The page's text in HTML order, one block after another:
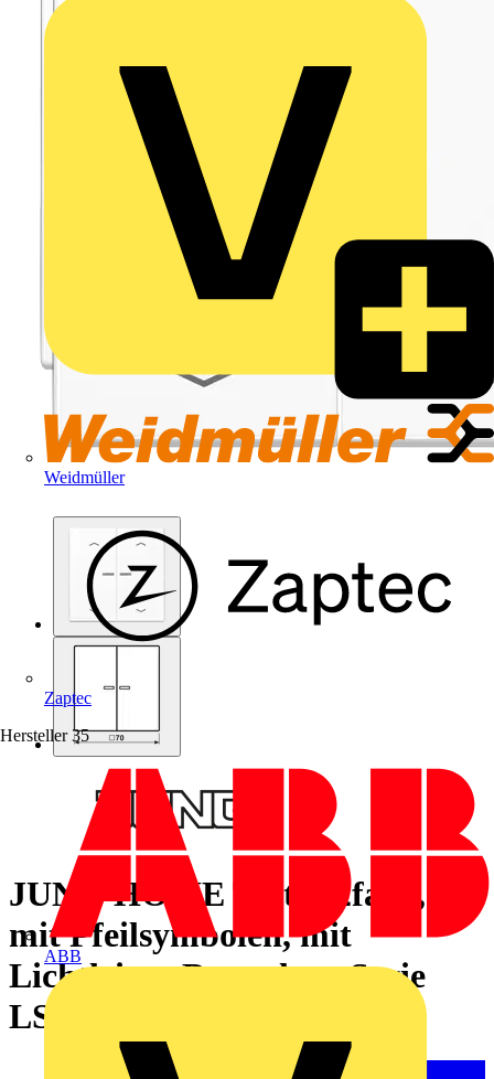
Weidmüller
Zaptec
Hersteller 35
ABB
JUNG HOME Taster 2fach,
mit Pfeilsymbolen, mit
Lichtleiter, Duroplast, Serie
LS, alpinweiß